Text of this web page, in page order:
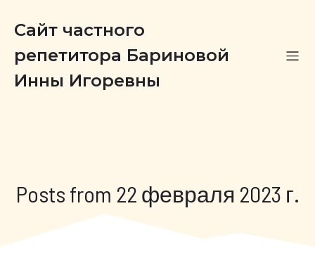
Сайт частного
репетитора Бариновой
Инны Игоревны
Posts from 22 февраля 2023 г.